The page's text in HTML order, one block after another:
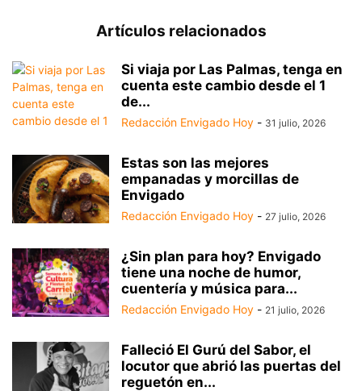
Artículos relacionados
Si viaja por Las Palmas, tenga en
cuenta este cambio desde el 1
de...
Redacción Envigado Hoy - 31 julio, 2026
Estas son las mejores
empanadas y morcillas de
Envigado
Redacción Envigado Hoy - 27 julio, 2026
¿Sin plan para hoy? Envigado
tiene una noche de humor,
cuentería y música para...
Redacción Envigado Hoy - 21 julio, 2026
Falleció El Gurú del Sabor, el
locutor que abrió las puertas del
reguetón en...